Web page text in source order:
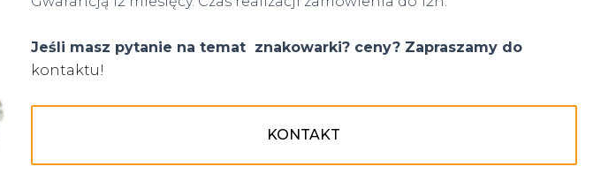
Jeśli masz pytanie na temat znakowarki? ceny? Zapraszamy do
kontaktu!
KONTAKT